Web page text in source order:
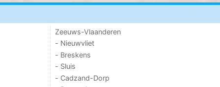
Zeeuws-Vlaanderen
- Nieuwvliet
- Breskens
- Sluis
- Cadzand-Dorp